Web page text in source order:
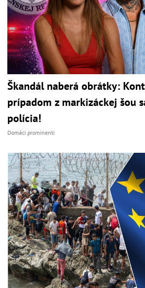
Škandál naberá obrátky:
prípadom z markizáckej šou
polícia!
Domáci prominenti